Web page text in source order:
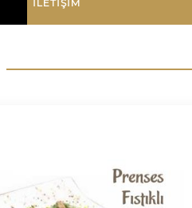
İLETİŞİM